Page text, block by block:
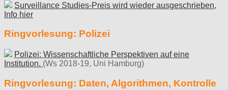
Surveillance Studies-Preis wird wieder ausgeschrieben,
Info hier
Ringvorlesung: Polizei
Polizei: Wissenschaftliche Perspektiven auf eine
Institution. (Ws 2018-19, Uni Hamburg)
Ringvorlesung: Daten, Algorithmen, Kontrolle